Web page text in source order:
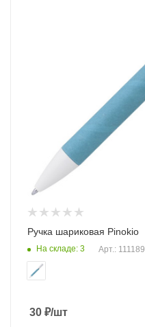
Ручка шариковая Pinokio
На складе: 3 Арт.:
30 ₽/шт